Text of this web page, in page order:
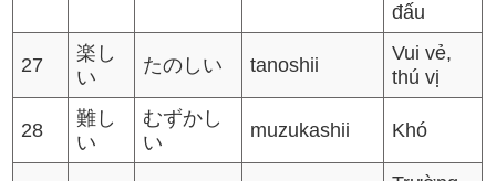
đấu
27
楽し
い
たのしい tanoshii
Vui vẻ,
thú vị
28
難し
い
むずかし
い
muzukashii Khó